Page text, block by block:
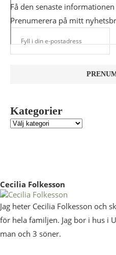
Få den senaste
Prenumerera på mitt
Kategorier
Cecilia Folkesson
Jag heter Cecilia Folkesson och
för hela familjen. Jag bor i hus i
man och 3 söner.